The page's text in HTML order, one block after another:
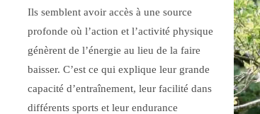
Ils semblent avoir accès à une source
profonde où l’action et l’activité physique
génèrent de l’énergie au lieu de la faire
baisser. C’est ce qui explique leur grande
capacité d’entraînement, leur facilité dans
différents sports et leur endurance